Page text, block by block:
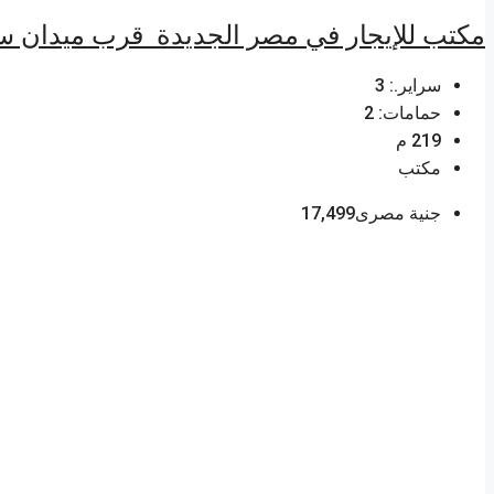
مكتب للإيجار في مصر الجديدة قرب ميدان سانت فاطيمة 219م برخصة
سراير.: 3
حمامات: 2
219 م
مكتب
جنية مصرى17,499